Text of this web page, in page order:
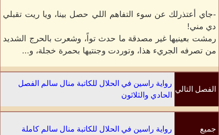
-جاي أعتذرلك عن سوء التفاهم اللي حصل بينا، ويا ريت تقبلي
دي مني!
رمشت بعينيها غير مصدقة ما حدث تواً، وشعرت بالحرج الشديد
من تصرفه الجريء هذا، وتوردت وجنتيها بحمرة خجلة، و...
الفصل التالي
رواية راسين في الحلال للكاتبة منال سالم الفصل
الحادي والثلاثون
جميع رواية راسين في الحلال للكاتبة منال سالم كاملة